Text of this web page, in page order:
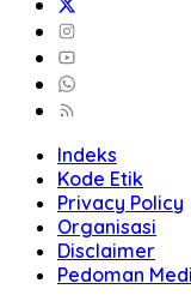
Indeks
Kode Etik
Privacy Policy
Organisasi
Disclaimer
Pedoman